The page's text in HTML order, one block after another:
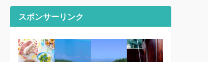
スポンサーリンク